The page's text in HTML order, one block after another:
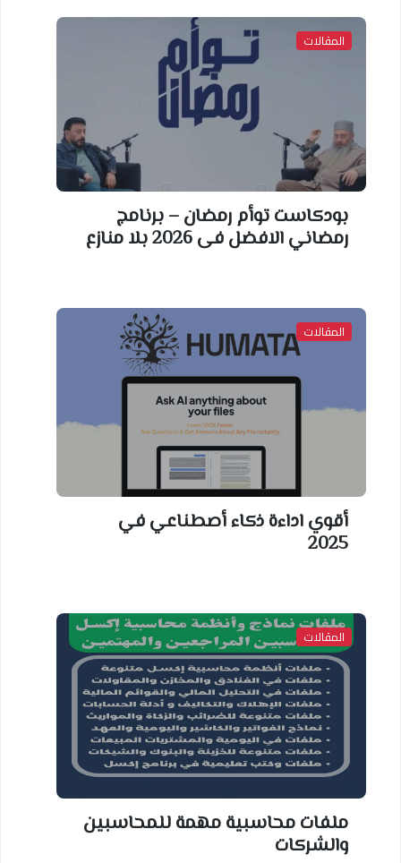
المقالات
بودكاست توأم رمضان – برنامج
رمضاني الافضل فى 2026 بلا منازع
المقالات
أقوي اداءة ذكاء أصطناعي في
2025
المقالات
ملفات محاسبية مهمة للمحاسبين
والشركات